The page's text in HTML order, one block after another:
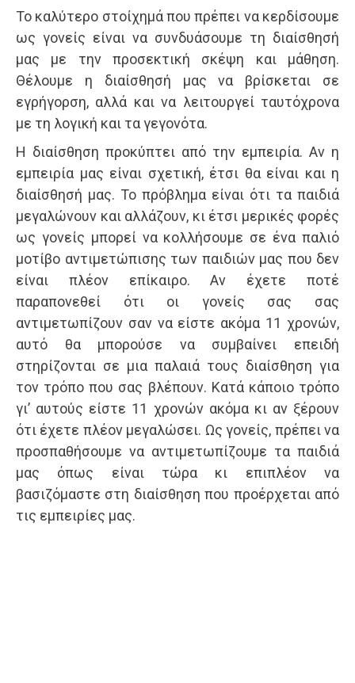
Το καλύτερο στοίχημά που πρέπει να κερδίσουμε
ως γονείς είναι να συνδυάσουμε τη διαίσθησή
μας με την προσεκτική σκέψη και μάθηση.
Θέλουμε η διαίσθησή μας να βρίσκεται σε
εγρήγορση, αλλά και να λειτουργεί ταυτόχρονα
με τη λογική και τα γεγονότα.
Η διαίσθηση προκύπτει από την εμπειρία. Αν η
εμπειρία μας είναι σχετική, έτσι θα είναι και η
διαίσθησή μας. Το πρόβλημα είναι ότι τα παιδιά
μεγαλώνουν και αλλάζουν, κι έτσι μερικές φορές
ως γονείς μπορεί να κολλήσουμε σε ένα παλιό
μοτίβο αντιμετώπισης των παιδιών μας που δεν
είναι πλέον επίκαιρο. Αν έχετε ποτέ
παραπονεθεί ότι οι γονείς σας σας
αντιμετωπίζουν σαν να είστε ακόμα 11 χρονών,
αυτό θα μπορούσε να συμβαίνει επειδή
στηρίζονται σε μια παλαιά τους διαίσθηση για
τον τρόπο που σας βλέπουν. Κατά κάποιο τρόπο
γι’ αυτούς είστε 11 χρονών ακόμα κι αν ξέρουν
ότι έχετε πλέον μεγαλώσει. Ως γονείς, πρέπει να
προσπαθήσουμε να αντιμετωπίζουμε τα παιδιά
μας όπως είναι τώρα κι επιπλέον να
βασιζόμαστε στη διαίσθηση που προέρχεται από
τις εμπειρίες μας.